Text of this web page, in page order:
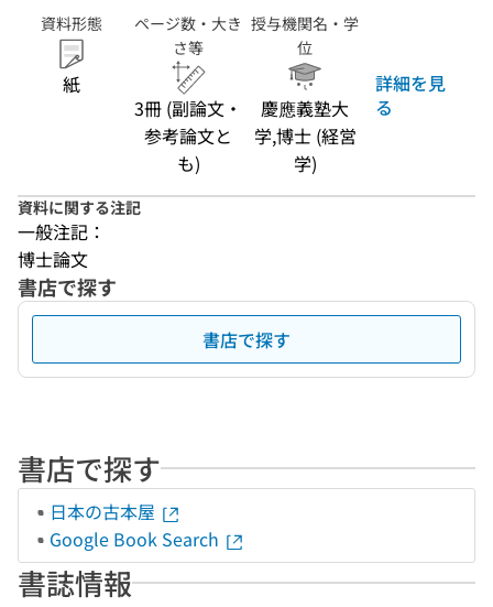
資料形態
紙
ページ数・大き
さ等
3冊 (副論文・
参考論文と
も)
授与機関名・学
位
慶應義塾大
学,博士 (経営
学)
詳細を見
る
資料に関する注記
一般注記：
博士論文
書店で探す
書店で探す
書店で探す
日本の古本屋
Google Book Search
書誌情報